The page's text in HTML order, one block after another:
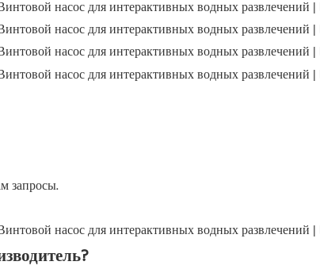
запросы.